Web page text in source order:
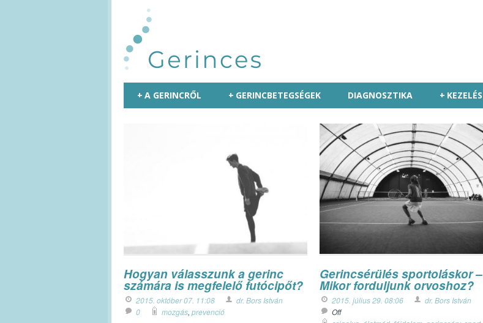
A GERINCRŐL
+ GERINCBETEGSÉGEK
+ DIAGNOSZTIKA KEZELÉS
+
Hogyan válasszunk a gerinc
számára is megfelelő futócipőt?
2015. október 07. 11:08
dr. Bors István
0
mozgás, prevenció
Gerincsérülés sportoláskor –
Mikor forduljunk orvoshoz?
2015. július 29. 08:06
dr. Bors István
Off